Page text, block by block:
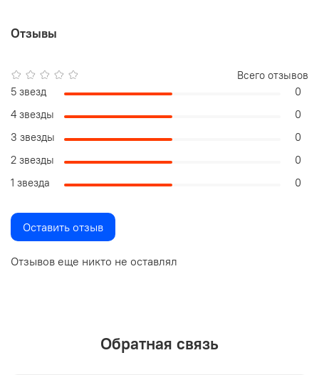
Отзывы
Отзывов еще никто не оставлял
Всего отзывов
5 звезд
0
4 звезды
0
3 звезды
0
2 звезды
0
1 звезда
0
Оставить отзыв
Обратная связь